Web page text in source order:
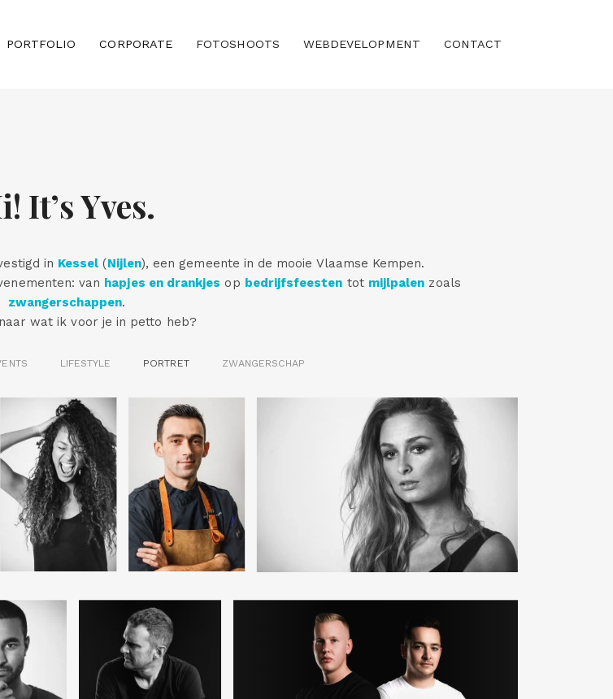
PORTFOLIO CORPORATE FOTOSHOOTS WEBDEVELOPMENT CONTACT
It’s Yves.
in Kessel (Nijlen), een gemeente in de mooie Vlaamse Kempen.
van hapjes en drankjes op bedrijfsfeesten tot mijlpalen zoals
zwangerschappen.
wat ik voor je in petto heb?
LIFESTYLE PORTRET ZWANGERSCHAP